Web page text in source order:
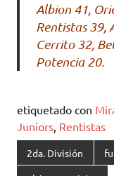
Albion 41,
Rentistas 39,
Cerrito 32,
Potencia 20.
etiquetado con
Juniors Rentistas
2da. División